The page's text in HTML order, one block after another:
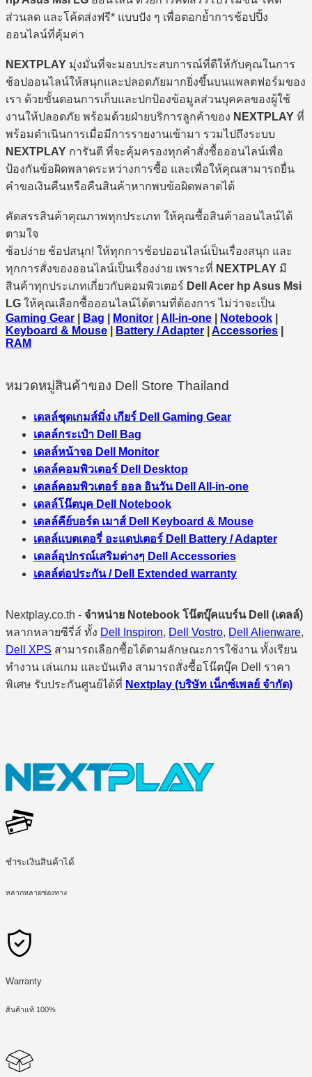
ส่วนลด และโค้ดส่งฟรี* แบบปัง ๆ เพื่อตอกย้ำการช้อปปิ้ง
ออนไลน์ที่คุ้มค่า
NEXTPLAY มุ่งมั่นที่จะมอบประสบการณ์ที่ดีให้กับคุณในการ
ช้อปออนไลน์ให้สนุกและปลอดภัยมากยิ่งขึ้นบนแพลตฟอร์มของ
เรา ด้วยขั้นตอนการเก็บและปกป้องข้อมูลส่วนบุคคลของผู้ใช้
งานให้ปลอดภัย พร้อมด้วยฝ่ายบริการลูกค้าของ NEXTPLAY ที่
พร้อมดำเนินการเมื่อมีการรายงานเข้ามา รวมไปถึงระบบ
NEXTPLAY การันตี ที่จะคุ้มครองทุกคำสั่งซื้อออนไลน์เพื่อ
ป้องกันข้อผิดพลาดระหว่างการซื้อ และเพื่อให้คุณสามารถยื่น
คำขอเงินคืนหรือคืนสินค้าหากพบข้อผิดพลาดได้
คัดสรรสินค้าคุณภาพทุกประเภท ให้คุณซื้อสินค้าออนไลน์ได้
ตามใจ
ช้อปง่าย ช้อปสนุก! ให้ทุกการช้อปออนไลน์เป็นเรื่องสนุก และ
ทุกการสั่งของออนไลน์เป็นเรื่องง่าย เพราะที่ NEXTPLAY มี
สินค้าทุกประเภทเกี่ยวกับคอมพิวเตอร์ Dell Acer hp Asus Msi
LG ให้คุณเลือกซื้อออนไลน์ได้ตามที่ต้องการ ไม่ว่าจะเป็น
Gaming Gear
Bag Monitor All-in-one Notebook
Keyboard & Mouse
Battery / Adapter Accessories
RAM
หมวดหมู่สินค้าของ Dell Store Thailand
เดลล์ชุดเกมส์มิ่ง เกียร์ Dell Gaming Gear
เดลล์กระเป๋า Dell Bag
เดลล์หน้าจอ Dell Monitor
เดลล์คอมพิวเตอร์ Dell Desktop
เดลล์คอมพิวเตอร์ ออล อินวัน Dell All-in-one
เดลล์โน๊ตบุค Dell Notebook
เดลล์คีย์บอร์ด เมาส์ Dell Keyboard & Mouse
เดลล์แบตเตอรี่ อะแดปเตอร์ Dell Battery / Adapter
เดลล์อุปกรณ์เสริมต่างๆ Dell Accessories
เดลล์ต่อประกัน / Dell Extended warranty
Nextplay.co.th - จำหน่าย Notebook โน๊ตบุ๊คแบร์น Dell (เดลล์)
หลากหลายซีรี่ส์ ทั้ง Dell Inspiron, Dell Vostro, Dell Alienware,
Dell XPS สามารถเลือกซื้อได้ตามลักษณะการใช้งาน ทั้งเรียน
ทำงาน เล่นเกม และบันเทิง สามารถสั่งซื้อโน๊ตบุ๊ค Dell ราคา
พิเศษ รับประกันศูนย์ได้ที่ Nextplay (บริษัท เน็กซ์เพลย์ จำกัด)
ชำระเงินสินค้าได้
หลากหลายช่องทาง
Warranty
สินค้าแท้ 100%